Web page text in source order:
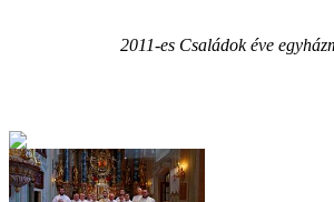
2011-es Családok éve